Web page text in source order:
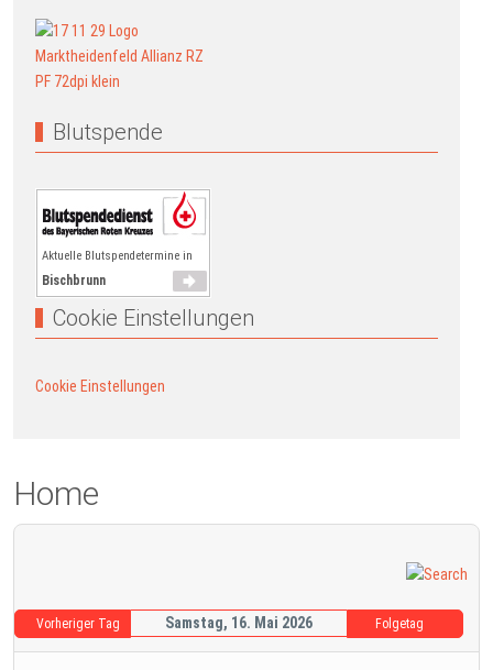
Blutspende
Aktuelle Blutspendetermine in
Bischbrunn
Cookie Einstellungen
Cookie Einstellungen
Home
Vorheriger Tag Samstag, 16. Mai 2026 Folgetag